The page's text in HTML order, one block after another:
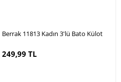
Berrak 11813 Kadın 3'lü Bato Külot
249,99 TL